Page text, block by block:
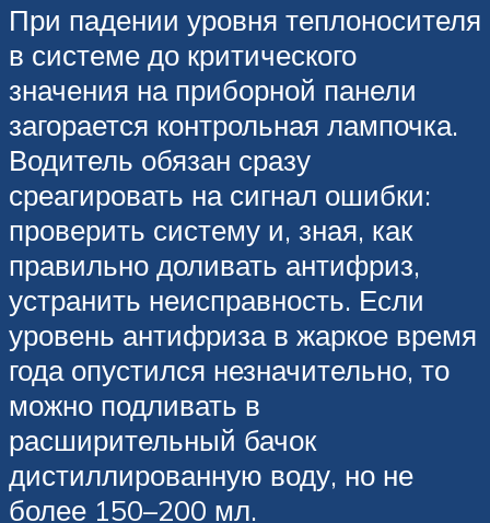
При падении уровня теплоносителя
в системе до критического
значения на приборной панели
загорается контрольная лампочка.
Водитель обязан сразу
среагировать на сигнал ошибки:
проверить систему и, зная, как
правильно доливать антифриз,
устранить неисправность. Если
уровень антифриза в жаркое время
года опустился незначительно, то
можно подливать в
расширительный бачок
дистиллированную воду, но не
более 150–200 мл.